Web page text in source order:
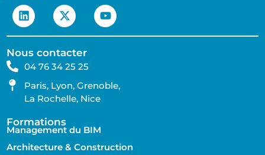
Nous contacter
04 76 34 25 25
Paris, Lyon, Grenoble,
La Rochelle, Nice
Formations
Management du BIM
Architecture & Construction